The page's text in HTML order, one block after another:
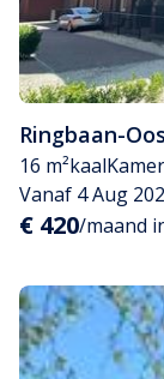
Ringbaan-
16 m²kaalKamer
Vanaf 4 Aug
€ 420/maand